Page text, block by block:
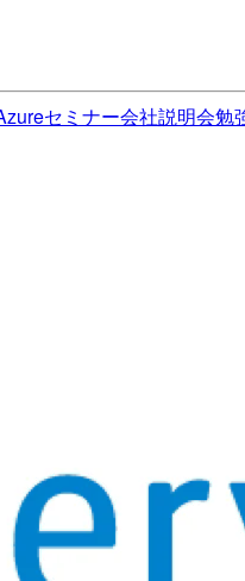
セミナー会社説明会勉